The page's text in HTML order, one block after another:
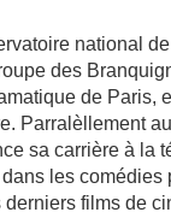
national
des
de Paris,
Parralèllement
sa carrière à la
les
films de